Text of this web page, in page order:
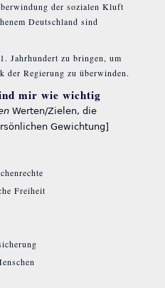
der sozialen Kluft
Deutschland sind
Jahrhundert zu bringen, um
der Regierung zu überwinden.
mir wie wichtig
Werten/Zielen, die
Gewichtung]
Freiheit